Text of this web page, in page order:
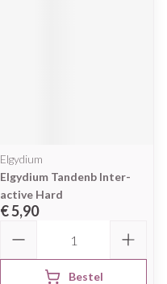
Elgydium
Elgydium Tandenb Inter-
active Hard
€ 5,90
Bestel